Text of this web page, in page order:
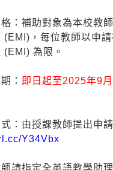
：補助對象為本校教
(EMI)，每位教師以申
(EMI) 為限。
：
即日起至2025年9
：由授課教師提出申
Y34Vbx
請指定全英語教學助